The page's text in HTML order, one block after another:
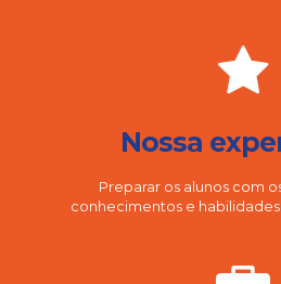
Nossa
Preparar os alunos com
conhecimentos e